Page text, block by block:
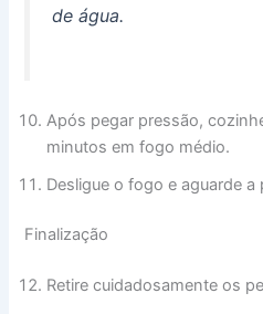
de água.
Após pegar pressão,
minutos em fogo médio.
Desligue o fogo e aguarde
Finalização
Retire cuidadosamente os